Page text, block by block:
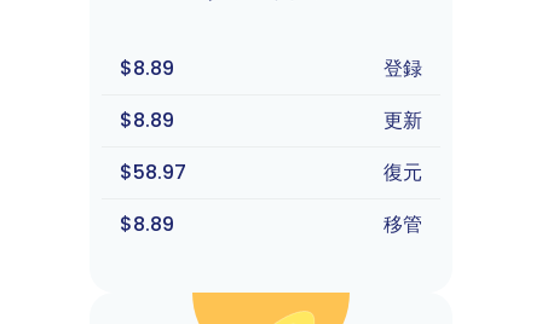
$8.89
登録
$8.89
更新
$58.97
復元
$8.89
移管